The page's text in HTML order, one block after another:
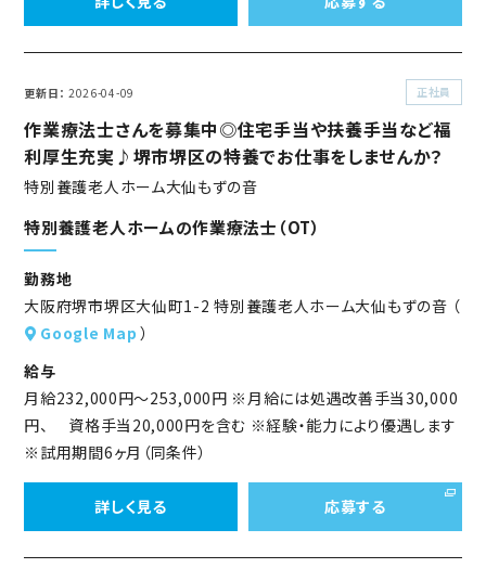
更新日 2026-04-09 正社員
作業療法士さんを募集中◎住宅手当や扶養手当など福
利厚生充実♪堺市堺区の特養でお仕事をしませんか？
特別養護老人ホーム大仙もずの音
特別養護老人ホームの作業療法士（OT）
勤務地
大阪府堺市堺区大仙町1-2 特別養護老人ホーム大仙もずの音 （
Google Map ）
給与
月給232,000円～253,000円 ※月給には処遇改善手当30,000
円、 資格手当20,000円を含む ※経験・能力により優遇します
※試用期間6ヶ月（同条件）
詳しく見る 応募する